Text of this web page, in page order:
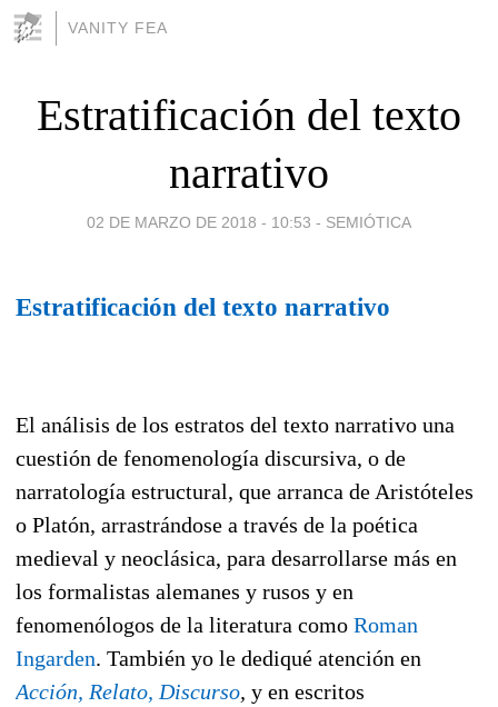
VANITY FEA
Estratificación del texto
narrativo
02 DE MARZO DE 2018 - 10:53 - SEMIÓTICA
Estratificación del texto narrativo
El análisis de los estratos del texto narrativo una
cuestión de fenomenología discursiva, o de
narratología estructural, que arranca de Aristóteles
o Platón, arrastrándose a través de la poética
medieval y neoclásica, para desarrollarse más en
los formalistas alemanes y rusos y en
fenomenólogos de la literatura como Roman
Ingarden. También yo le dediqué atención en
Acción, Relato, Discurso, y en escritos